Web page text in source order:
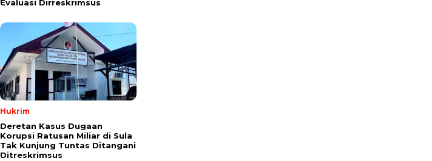
Evaluasi Dirreskrimsus
Hukrim
Deretan Kasus Dugaan
Korupsi Ratusan Miliar di Sula
Tak Kunjung Tuntas Ditangani
Ditreskrimsus